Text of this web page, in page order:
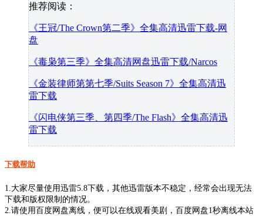
推荐阅读：
《王冠/The Crown第二季》全集高清迅雷下载-网
盘
《毒枭第三季》全集高清网盘迅雷下载/Narcos
《金装律师第第七季/Suits Season 7》全集高清迅
雷下载
《闪电侠第三季、第四季/The Flash》全集高清迅
雷下载
下载帮助
1.大家尽量使用迅雷5.8下载，其他迅雷版本不稳定，经常会出现无法
下载和版权限制的情况。
2.请使用百度网盘离线，便可以在线观看美剧，百度网盘1秒离线本站